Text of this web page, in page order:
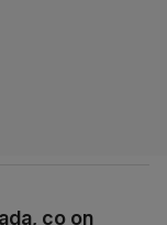
co on